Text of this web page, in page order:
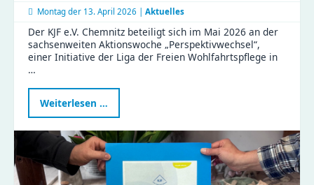
Montag der 13. April 2026 | Aktuelles
Der KJF e.V. Chemnitz beteiligt sich im Mai 2026 an der
sachsenweiten Aktionswoche „Perspektivwechsel“,
einer Initiative der Liga der Freien Wohlfahrtspflege in
…
Weiterlesen …
öffnet
Türen
für
die
Aktionswoche
Perspektivwechsel